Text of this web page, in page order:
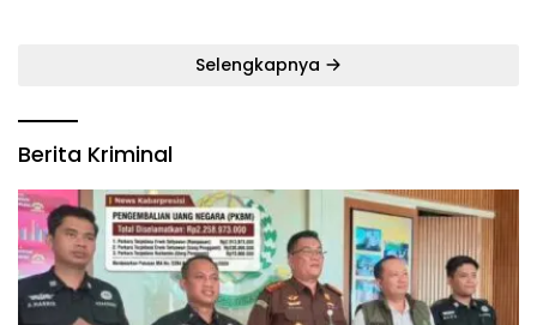
Selengkapnya
Berita Kriminal